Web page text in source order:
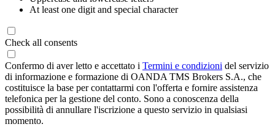
At least one digit and special character
Check all consents
Confermo di aver letto e accettato i Termini e condizioni del servizio
di informazione e formazione di OANDA TMS Brokers S.A., che
costituisce la base per contattarmi con l'offerta e fornire assistenza
telefonica per la gestione del conto. Sono a conoscenza della
possibilità di annullare l'iscrizione a questo servizio in qualsiasi
momento.